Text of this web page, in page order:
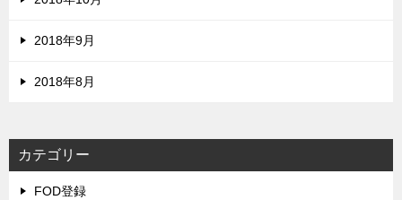
2018年9月
2018年8月
カテゴリー
FOD登録